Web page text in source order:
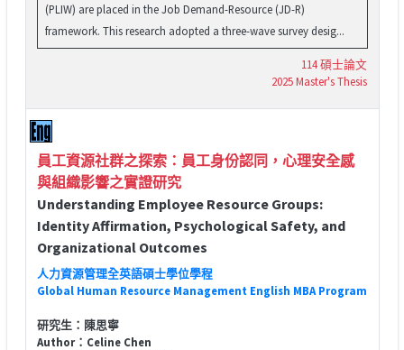
(PLIW) are placed in the Job Demand-Resource (JD-R)
framework. This research adopted a three-wave survey desig...
114 碩士論文
2025 Master's Thesis
員工資源社群之探索：員工身份認同，心理安全感
與組織影響之實證研究
Understanding Employee Resource Groups:
Identity Affirmation, Psychological Safety, and
Organizational Outcomes
人力資源管理全英語碩士學位學程
Global Human Resource Management English MBA Program
研究生：陳思寧
Author：Celine Chen